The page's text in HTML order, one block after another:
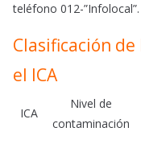
teléfono 012-”Infolocal”.
Clasificación
el ICA
ICA
Nivel de
contaminación